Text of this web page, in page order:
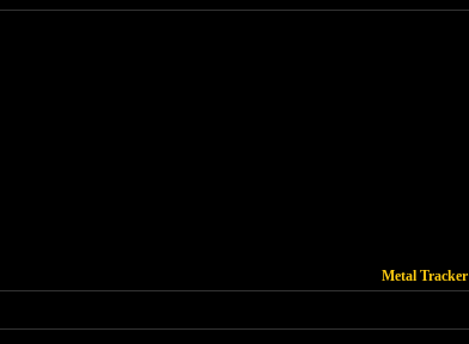
Metal Tracker